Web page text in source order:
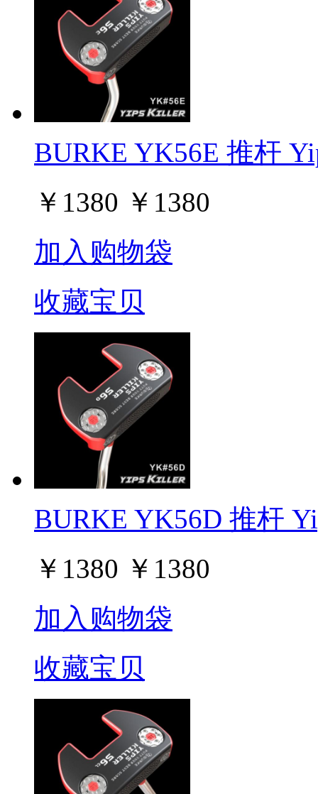
BURKE YK56E 推杆
￥ 1380 ￥ 1380
加入购物袋
收藏宝贝
BURKE YK56D 推杆
￥ 1380 ￥ 1380
加入购物袋
收藏宝贝